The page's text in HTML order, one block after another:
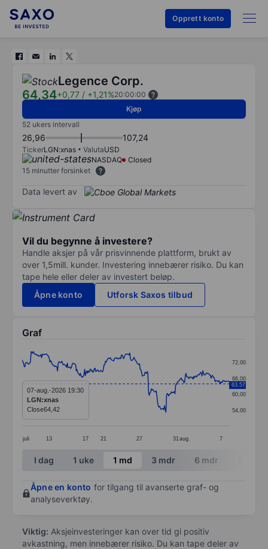
Opprett konto
Legence Corp.
64,34+0,77 / +1,21%20:00:00
Kjøp
52 ukers intervall
26,96 107,24
TickerLGN:xnas ValutaUSD
NASDAQ
Closed
15 minutter forsinket
Data levert av
Vil du begynne å investere?
Handle aksjer på vår prisvinnende plattform, brukt av
over 1,5mill. kunder. Investering innebærer risiko. Du kan
tape hele eller deler av investert beløp.
Åpne konto
Utforsk Saxos tilbud
Graf
Line chart with 299 data points.
The chart has 1 X axis displaying categories.
The chart has 1 Y axis displaying values. Data
juli 13 17 21 27 31 aug. 7
54,00
60,00
66,00
72,00
63,57
07-aug.-2026 19:30
LGN:xnas
Close64,42
End of interactive chart.
I dag 1 uke 1 md 3 mdr 6 mdr
Åpne en konto for tilgang til avanserte graf- og
analyseverktøy.
Viktig: Aksjeinvesteringer kan over tid gi positiv
avkastning, men innebærer risiko. Du kan tape deler av